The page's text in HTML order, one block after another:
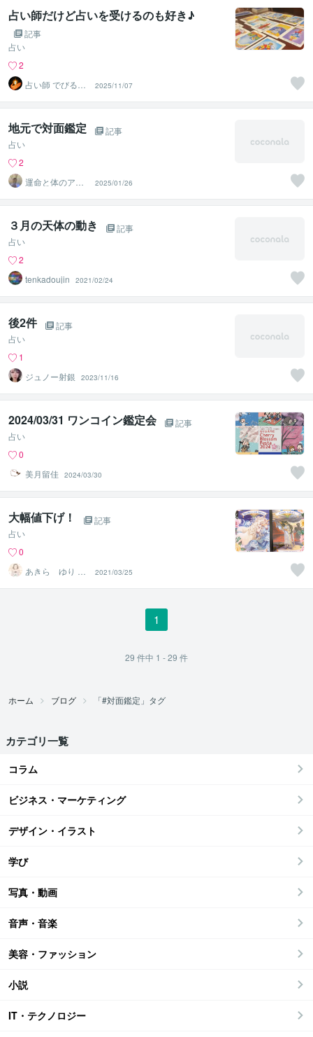
占い師だけど占いを受けるのも好き♪
記事
占い
2
占い師 でびるえ
る
2025/11/07
地元で対面鑑定
記事
占い
2
運命と体のアド
バイザー 晴田
真司
2025/01/26
３月の天体の動き
記事
占い
2
tenkadoujin
2021/02/24
後2件
記事
占い
1
ジュノー射銀
2023/11/16
2024/03/31 ワンコイン鑑定会
記事
占い
0
美月留佳 2024/03/30
大幅値下げ！
記事
占い
0
あきら ゆり 片
想い特化占い師
2021/03/25
1
29 件中 1 - 29 件
ホーム ブログ 「#対面鑑定」タグ
カテゴリ一覧
コラム
ビジネス・マーケティング
デザイン・イラスト
学び
写真・動画
音声・音楽
美容・ファッション
小説
IT・テクノロジー